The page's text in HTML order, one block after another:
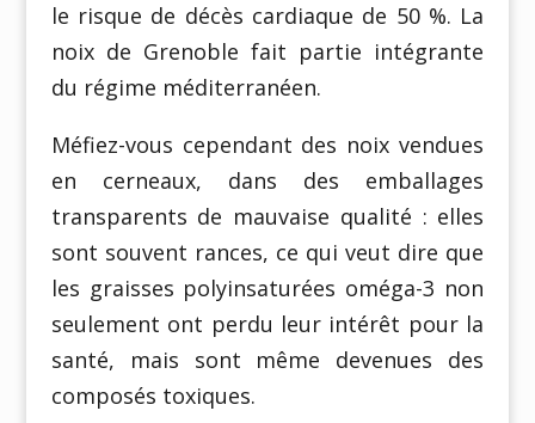
le risque de décès cardiaque de 50 %. La
noix de Grenoble fait partie intégrante
du régime méditerranéen.
Méfiez-vous cependant des noix vendues
en cerneaux, dans des emballages
transparents de mauvaise qualité : elles
sont souvent rances, ce qui veut dire que
les graisses polyinsaturées oméga-3 non
seulement ont perdu leur intérêt pour la
santé, mais sont même devenues des
composés toxiques.